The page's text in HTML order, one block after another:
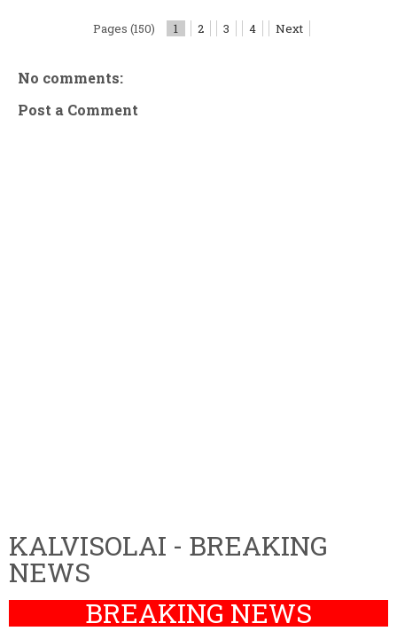
Pages (150) 1 2 3 4 Next
No comments:
Post a Comment
KALVISOLAI - BREAKING
NEWS
BREAKING NEWS